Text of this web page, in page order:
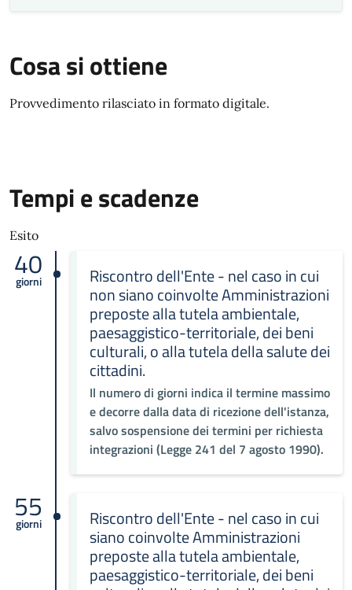
Cosa si ottiene
Provvedimento rilasciato in formato digitale.
Tempi e scadenze
Esito
40
giorni Riscontro dell'Ente - nel caso in cui
non siano coinvolte Amministrazioni
preposte alla tutela ambientale,
paesaggistico-territoriale, dei beni
culturali, o alla tutela della salute dei
cittadini.
Il numero di giorni indica il termine massimo
e decorre dalla data di ricezione dell'istanza,
salvo sospensione dei termini per richiesta
integrazioni (Legge 241 del 7 agosto 1990).
55
giorni Riscontro dell'Ente - nel caso in cui
siano coinvolte Amministrazioni
preposte alla tutela ambientale,
paesaggistico-territoriale, dei beni